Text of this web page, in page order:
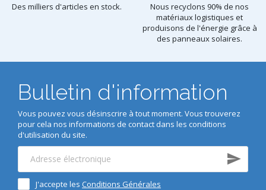
Des milliers d'articles en stock.
Nous recyclons 90% de nos
matériaux logistiques et
produisons de l'énergie grâce à
des panneaux solaires.
Bulletin d'information
Vous pouvez vous désinscrire à tout moment. Vous trouverez
pour cela nos informations de contact dans les conditions
d'utilisation du site.
J'accepte les Conditions Générales